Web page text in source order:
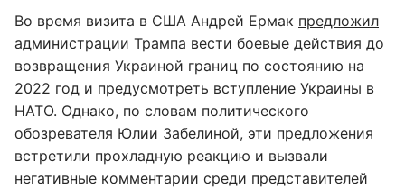
Во время визита в США Андрей Ермак предложил
администрации Трампа вести боевые действия до
возвращения Украиной границ по состоянию на
2022 год и предусмотреть вступление Украины в
НАТО. Однако, по словам политического
обозревателя Юлии Забелиной, эти предложения
встретили прохладную реакцию и вызвали
негативные комментарии среди представителей